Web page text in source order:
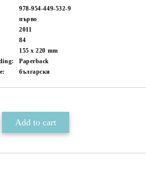
978-954-449-532-9
първо
2011
84
155 x 220 mm
Paperback
български